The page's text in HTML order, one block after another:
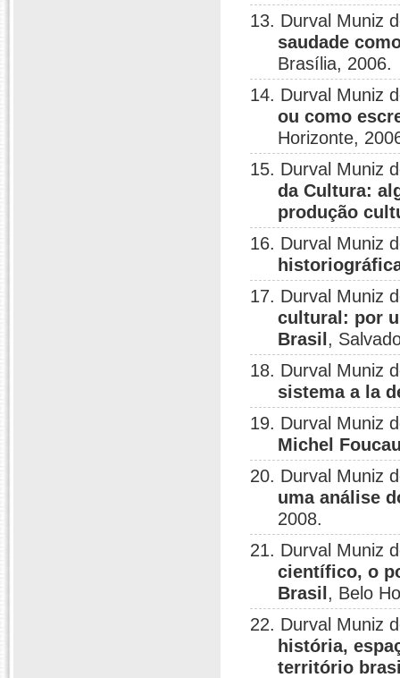
13. Durval Muniz
saudade
Brasília, 2006.
14. Durval Muniz
ou como
Horizonte,
15. Durval Muniz
da Cultura:
produção
16. Durval Muniz
17. Durval Muniz
cultural: por
Brasil ,
18. Durval Muniz
sistema a la
19. Durval Muniz
Michel
20. Durval Muniz
uma análise
2008.
21. Durval Muniz
científico, o
Brasil , Belo
22. Durval Muniz
história,
território